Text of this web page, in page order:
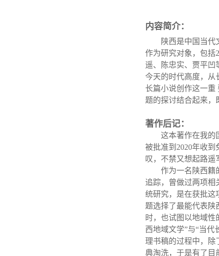
内容简介：
陕西是中国当代
作为研究对象，包括
遥、陈忠实、贾平凹
今天的时代高度，从
长篇小说创作这一重
题的探讨结合起来，
著作后记：
这本著作在我的
被批准到2020年收
叹，不禁又想起路
作为一名陕西籍
追踪，曾做过两项相
统研究，是在获批这
题选择了最能代表陕
时，也试图以地域
西地域文学”与“当
理书稿的过程中，除
典淘洗，于是有了目